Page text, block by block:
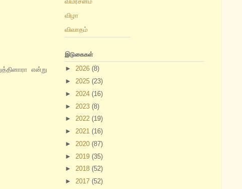
என்று
விழா
விவாதம்
இடுகைகள்
► 2026 (8)
► 2025 (23)
► 2024 (16)
► 2023 (8)
► 2022 (19)
► 2021 (16)
► 2020 (87)
► 2019 (35)
► 2018 (52)
► 2017 (52)